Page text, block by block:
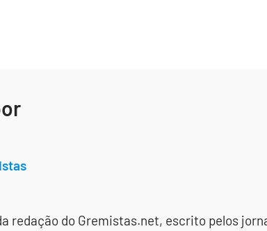
redação do Gremistas.net, escrito pelos